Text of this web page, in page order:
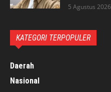
5 Agustus 2026
KATEGORI TERPOPULER
Daerah
Nasional